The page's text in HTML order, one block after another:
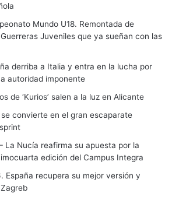
Mundo U18. Remontada de
Juveniles que ya sueñan con las
derriba a Italia y entra en la lucha por
autoridad imponente
de ‘Kurios’ salen a la luz en Alicante
se convierte en el gran escaparate
La Nucía reafirma su apuesta por la
edición del Campus Integra
España recupera su mejor versión y